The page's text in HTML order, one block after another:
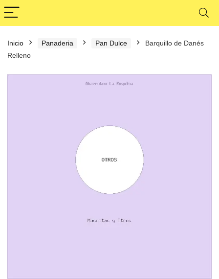
Inicio Panaderia Pan Dulce
Barquillo de Danés
Relleno